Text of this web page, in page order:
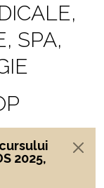
SPA,
2025,